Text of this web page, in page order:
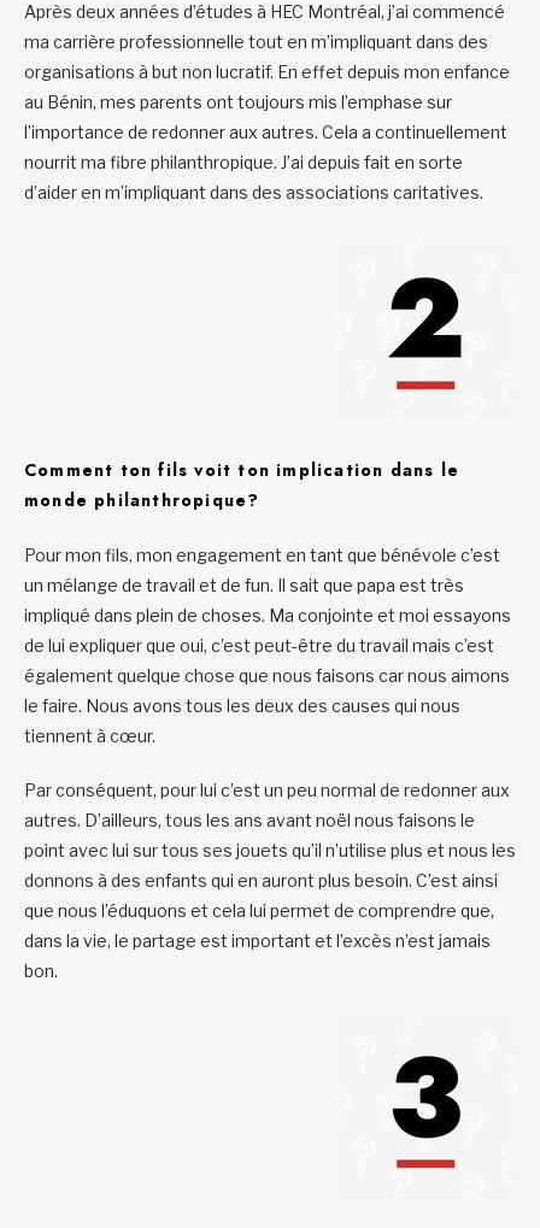
Après deux années d’études à HEC Montréal, j’ai commencé
ma carrière professionnelle tout en m’impliquant dans des
organisations à but non lucratif. En effet depuis mon enfance
au Bénin, mes parents ont toujours mis l’emphase sur
l’importance de redonner aux autres. Cela a continuellement
nourrit ma fibre philanthropique. J’ai depuis fait en sorte
d’aider en m’impliquant dans des associations caritatives.
Comment ton fils voit ton implication dans le
monde philanthropique?
Pour mon fils, mon engagement en tant que bénévole c’est
un mélange de travail et de fun. Il sait que papa est très
impliqué dans plein de choses. Ma conjointe et moi essayons
de lui expliquer que oui, c’est peut-être du travail mais c’est
également quelque chose que nous faisons car nous aimons
le faire. Nous avons tous les deux des causes qui nous
tiennent à cœur.
Par conséquent, pour lui c’est un peu normal de redonner aux
autres. D’ailleurs, tous les ans avant noël nous faisons le
point avec lui sur tous ses jouets qu’il n’utilise plus et nous les
donnons à des enfants qui en auront plus besoin. C’est ainsi
que nous l’éduquons et cela lui permet de comprendre que,
dans la vie, le partage est important et l’excès n’est jamais
bon.